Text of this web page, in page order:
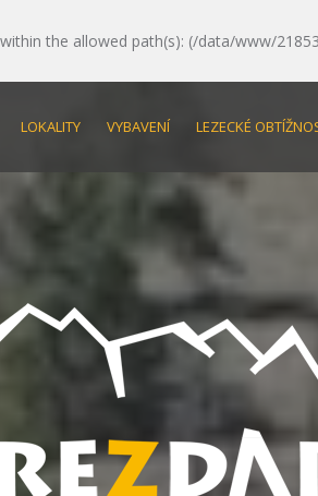
the allowed path(s): (/data/www/
LOKALITY VYBAVENÍ LEZECKÉ